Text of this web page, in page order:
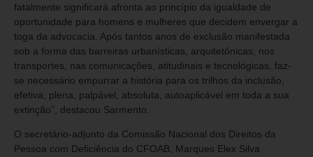
fatalmente significará afronta ao princípio da igualdade de
oportunidade para homens e mulheres que decidem envergar a
toga da advocacia. Após tantos anos de exclusão manifestada
sob a forma das barreiras urbanísticas, arquitetônicas, nos
transportes, nas comunicações, atitudinais e tecnológicas, faz-
se necessário empurrar a história para os trilhos da inclusão,
efetiva, plena, palpável, absoluta, autoaplicável em toda a sua
extinção”, destacou Sarmento.
O secretário-adjunto da Comissão Nacional dos Direitos da
Pessoa com Deficiência do CFOAB, Marques Elex Silva